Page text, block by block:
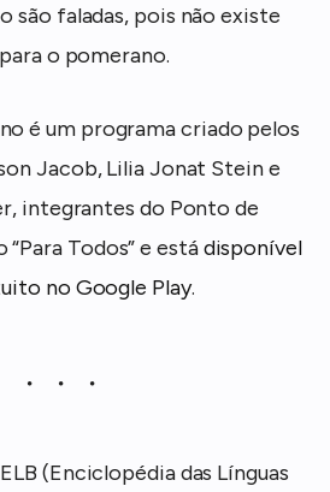
são faladas, pois não existe
o pomerano.
é um programa criado pelos
Jacob, Lilia Jonat Stein e
integrantes do Ponto de
Todos” e estádisponível
no Google Play.
(Enciclopédia das Línguas